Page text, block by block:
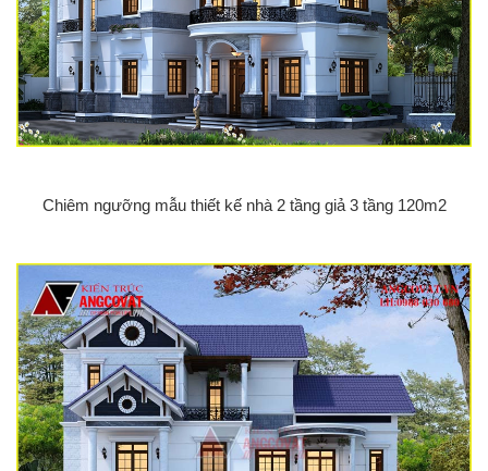
Chiêm ngưỡng mẫu thiết kế nhà 2 tầng giả 3 tầng 120m2